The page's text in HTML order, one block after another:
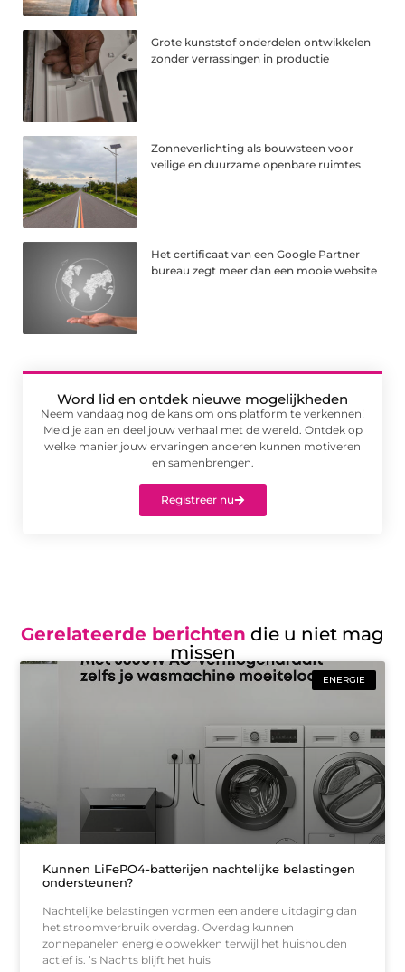
Grote kunststof onderdelen ontwikkelen
zonder verrassingen in productie
Zonneverlichting als bouwsteen voor
veilige en duurzame openbare ruimtes
Het certificaat van een Google Partner
bureau zegt meer dan een mooie website
Word lid en ontdek nieuwe mogelijkheden
Neem vandaag nog de kans om ons platform te verkennen!
Meld je aan en deel jouw verhaal met de wereld. Ontdek op
welke manier jouw ervaringen anderen kunnen motiveren
en samenbrengen.
Registreer nu
Gerelateerde berichten die u niet mag
missen
ENERGIE
Kunnen LiFePO4-batterijen nachtelijke belastingen
ondersteunen?
Nachtelijke belastingen vormen een andere uitdaging dan
het stroomverbruik overdag. Overdag kunnen
zonnepanelen energie opwekken terwijl het huishouden
actief is. ’s Nachts blijft het huis